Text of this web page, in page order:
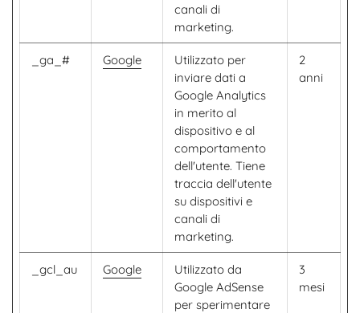
canali di
marketing.
_ga_# Google
Utilizzato per
inviare dati a
Google Analytics
in merito al
dispositivo e al
comportamento
dell'utente. Tiene
traccia dell'utente
su dispositivi e
canali di
marketing.
2
anni
_gcl_au Google
Utilizzato da
Google AdSense
per sperimentare
3
mesi